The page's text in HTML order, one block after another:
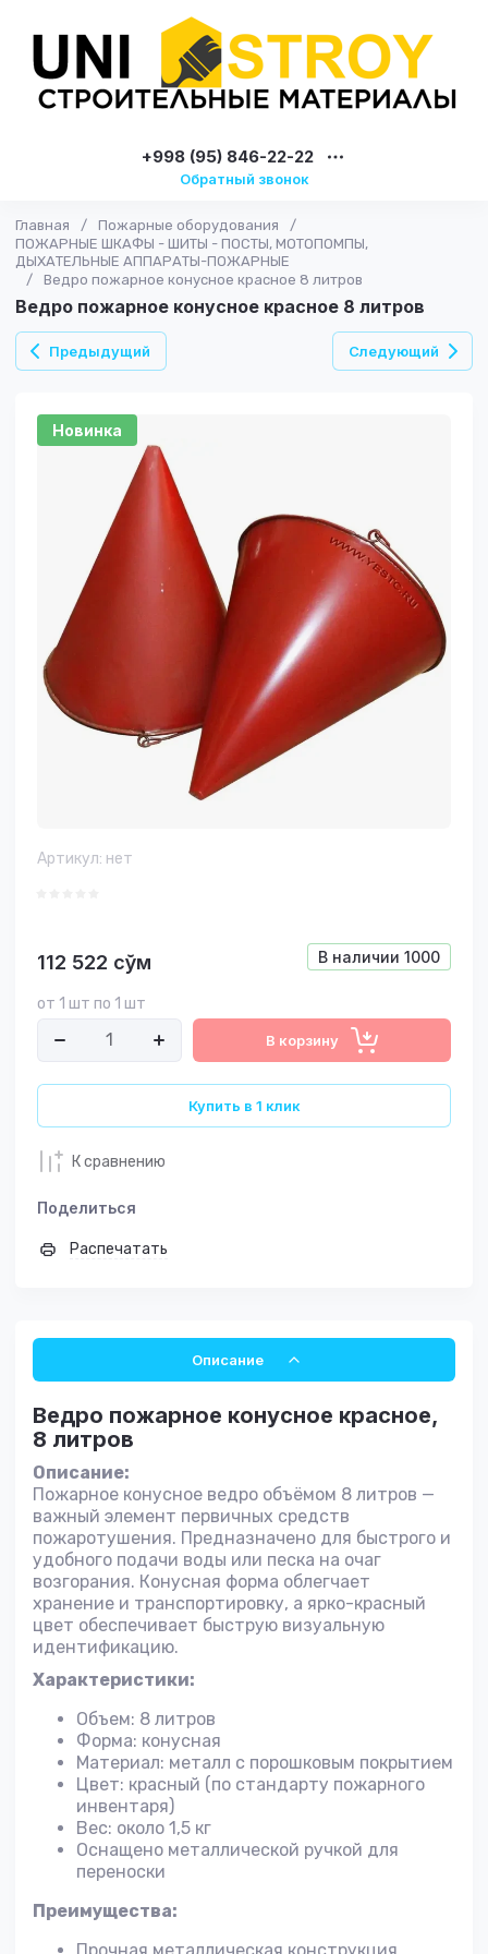
+998 (95) 846-22-22
Обратный звонок
Главная / Пожарные оборудования
/
ПОЖАРНЫЕ ШКАФЫ - ШИТЫ - ПОСТЫ, МОТОПОМПЫ,
ДЫХАТЕЛЬНЫЕ АППАРАТЫ-ПОЖАРНЫЕ
/
Ведро пожарное конусное красное 8 литров
Ведро пожарное конусное красное 8 литров
Предыдущий Следующий
Новинка
Артикул: нет
В наличии 1000
112 522 сўм
от 1 шт по 1 шт
В корзину
Купить в 1 клик
К сравнению
Поделиться
Распечатать
Описание
Ведро пожарное конусное красное,
8 литров
Описание:
Пожарное конусное ведро объёмом 8 литров —
важный элемент первичных средств
пожаротушения. Предназначено для быстрого и
удобного подачи воды или песка на очаг
возгорания. Конусная форма облегчает
хранение и транспортировку, а ярко-красный
цвет обеспечивает быструю визуальную
идентификацию.
Характеристики:
Объем: 8 литров
Форма: конусная
Материал: металл с порошковым покрытием
Цвет: красный (по стандарту пожарного
инвентаря)
Вес: около 1,5 кг
Оснащено металлической ручкой для
переноски
Преимущества: